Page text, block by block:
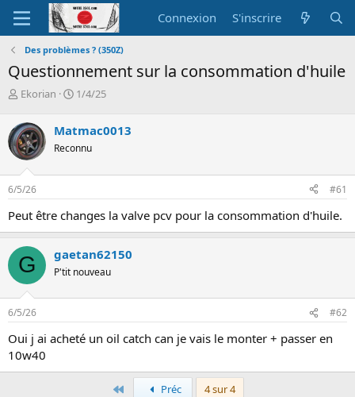
Connexion S'inscrire
Des problèmes ? (350Z)
Questionnement sur la consommation d'huile
A
t
e
u
r
d
e
a
d
i
s
u
s
s
o
n
Ekorian
D
e
d
d
u
t
1/4/25
Matmac0013
Reconnu
6/5/26 #61
Peut être changes la valve pcv pour la consommation d'huile.
G gaetan62150
P'tit nouveau
6/5/26 #62
Oui j ai acheté un oil catch can je vais le monter + passer en
10w40
PremierPréc
4 sur 4